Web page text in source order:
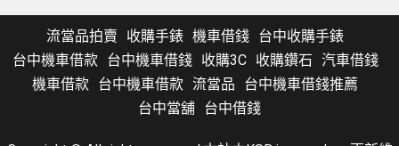
流當品拍賣 收購手錶 機車借錢 台中收購手錶
台中機車借款
台中機車借錢 收購3C 收購鑽石 汽車借錢
機車借款 台中機車借款 流當品
台中機車借錢推薦
台中當舖 台中借錢